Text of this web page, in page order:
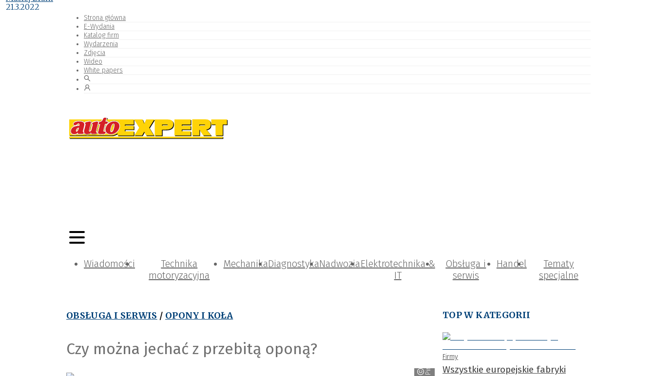
Strona główna
E-Wydania
Katalog firm
Wydarzenia
Zdjęcia
Wideo
White papers
Wiadomości
Technika
motoryzacyjna
MechanikaDiagnostykaNadwoziaElektrotechnika &
IT
Obsługa i
serwis
Handel
Tematy
specjalne
OBSŁUGA I SERWIS / OPONY I KOŁA
Czy można jechać z przebitą oponą?
Pirelli
21.3.2022
TOP W KATEGORII
Firmy
Wszystkie europejskie fabryki